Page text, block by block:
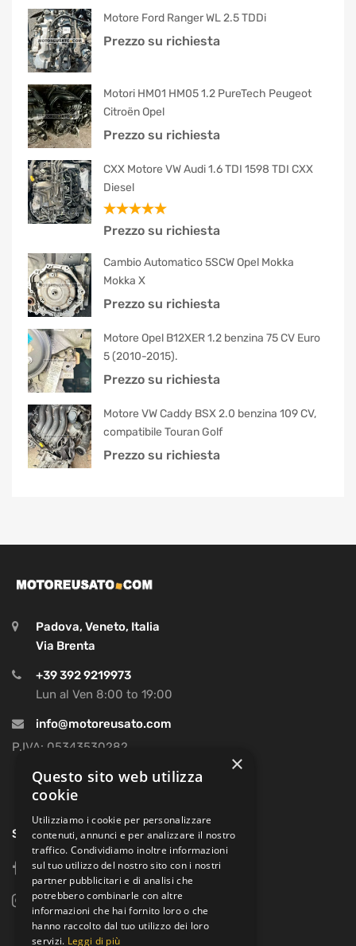
Motore Ford Ranger WL 2.5 TDDi
Prezzo su richiesta
Motori HM01 HM05 1.2 PureTech Peugeot
Citroën Opel
Prezzo su richiesta
CXX Motore VW Audi 1.6 TDI 1598 TDI CXX
Diesel
Valutato
Prezzo su richiesta
Cambio Automatico 5SCW Opel Mokka
Mokka X
Prezzo su richiesta
Motore Opel B12XER 1.2 benzina 75 CV Euro
5 (2010-2015).
Prezzo su richiesta
Motore VW Caddy BSX 2.0 benzina 109 CV,
compatibile Touran Golf
Prezzo su richiesta
Padova, Veneto, Italia
Via Brenta
+39 392 9219973
Lun al Ven 8:00 to 19:00
info@motoreusato.com
P.IVA: 05343530282
SOCIAL
facebook
instagram
×
Questo sito web utilizza
cookie
Utilizziamo i cookie per personalizzare
contenuti, annunci e per analizzare il nostro
traffico. Condividiamo inoltre informazioni
sul tuo utilizzo del nostro sito con i nostri
partner pubblicitari e di analisi che
potrebbero combinarle con altre
informazioni che hai fornito loro o che
hanno raccolto dal tuo utilizzo dei loro
servizi. Leggi di più